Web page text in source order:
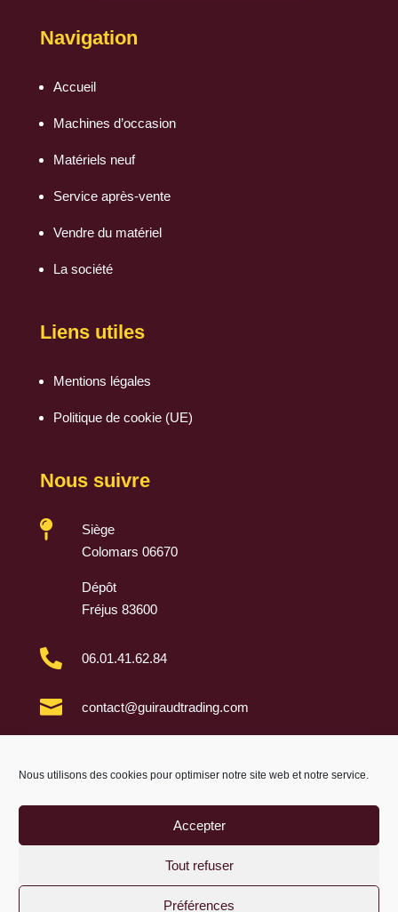
Nous utilisons des cookies pour optimiser notre site web et notre service.
Accepter
Tout refuser
Préférences
Navigation
Accueil
Machines d’occasion
Matériels neuf
Service après-vente
Vendre du matériel
La société
Liens utiles
Mentions légales
Politique de cookie (UE)
Nous suivre

Siège
Colomars 06670
Dépôt
Fréjus 83600
 06.01.41.62.84
 contact@guiraudtrading.com
